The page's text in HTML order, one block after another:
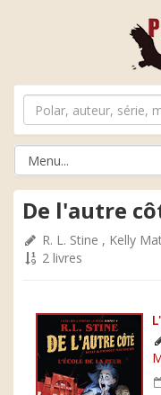
De l'autre
R. L. Stine , Kelly
2 livres